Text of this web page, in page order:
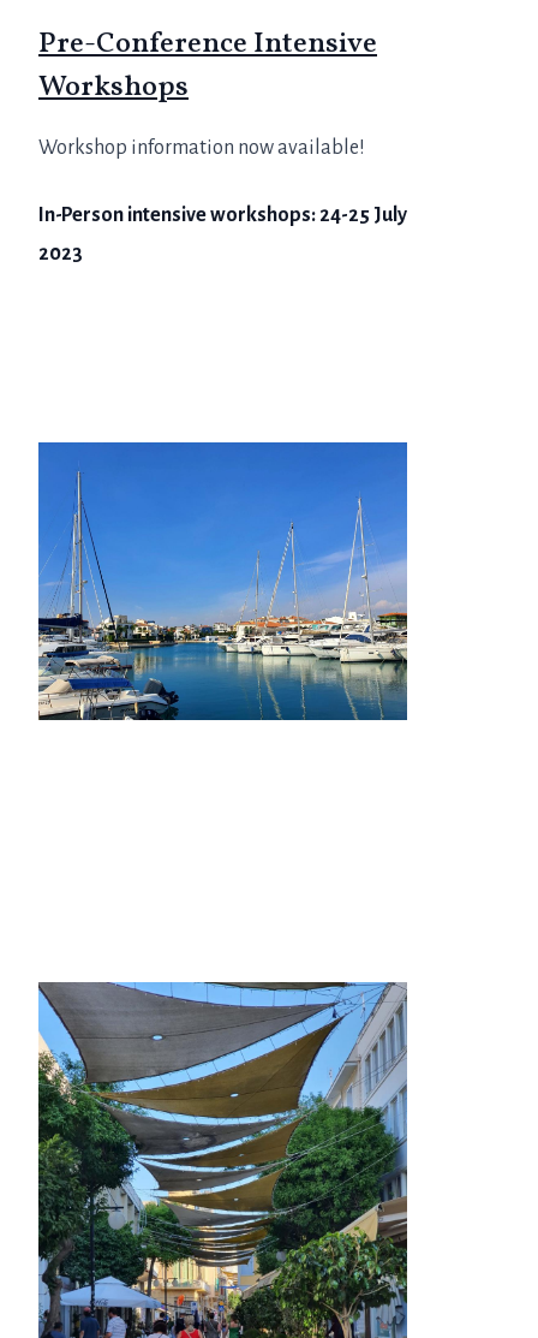
Pre-Conference Intensive
Workshops
Workshop information now available!
In-Person intensive workshops: 24-25 July
2023